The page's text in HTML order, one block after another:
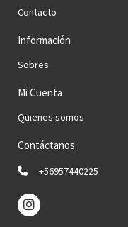
Contacto
Información
Sobres
Mi Cuenta
Quienes somos
Contáctanos
+56957440225